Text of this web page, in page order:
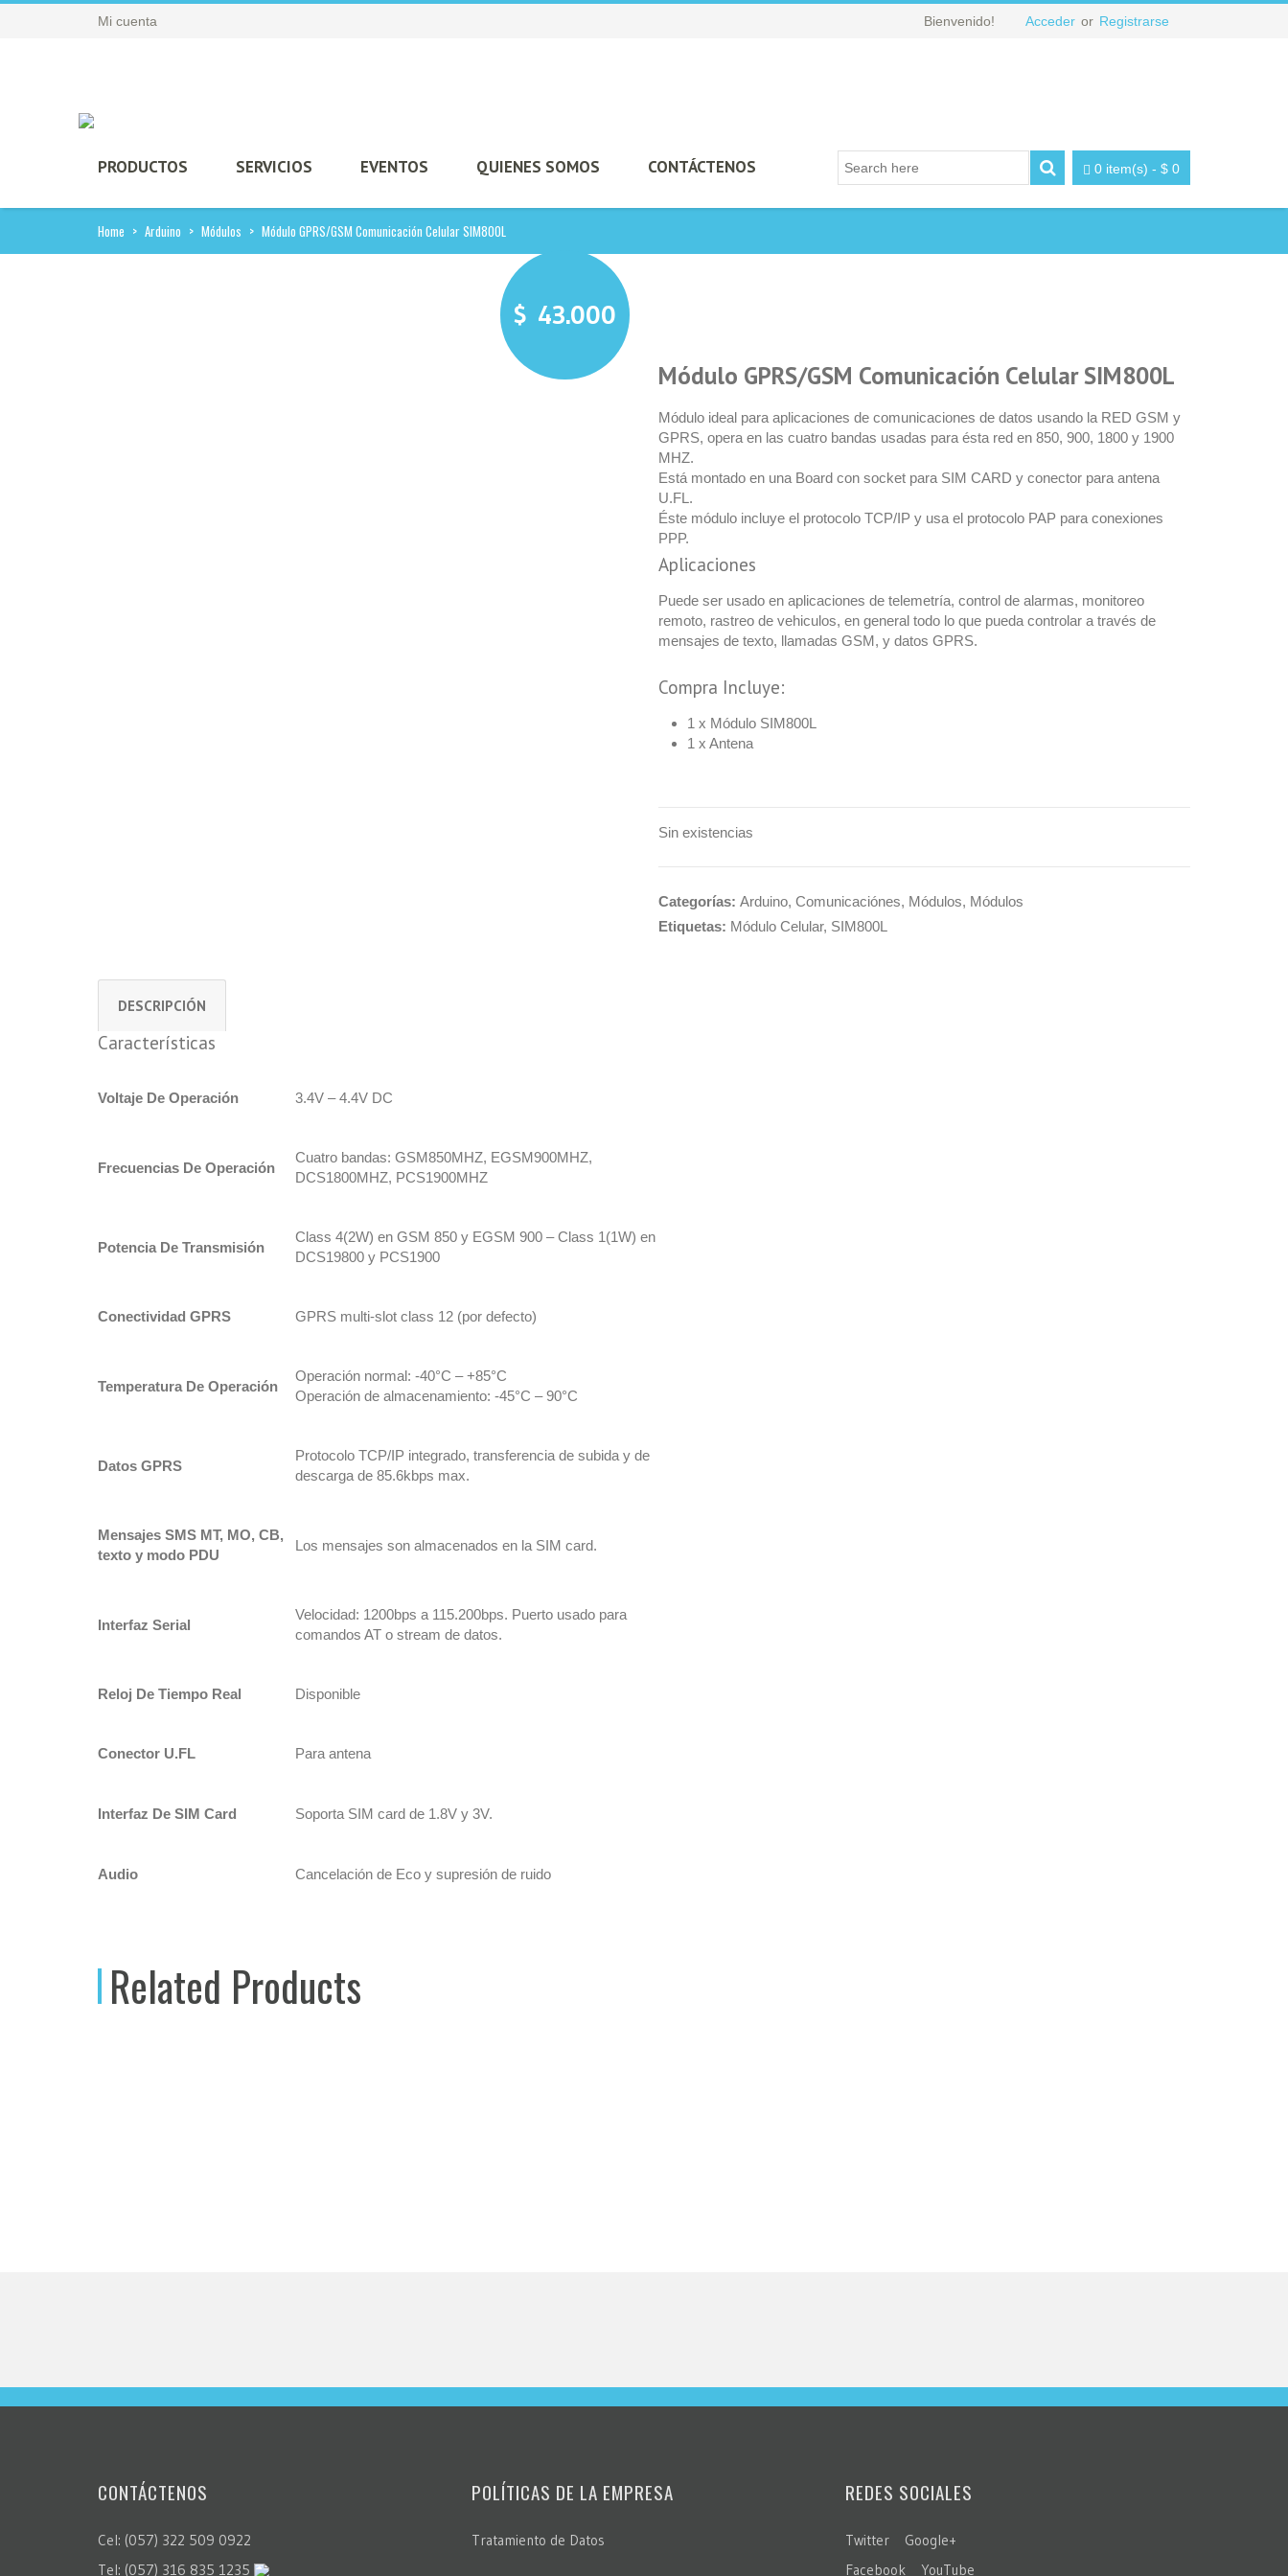
Mi cuenta Bienvenido! Acceder or Registrarse
PRODUCTOS SERVICIOS EVENTOS QUIENES SOMOS CONTÁCTENOS 0 item(s) - $ 0
Home > Arduino > Módulos > Módulo GPRS/GSM Comunicación Celular SIM800L
$ 43.000
Módulo GPRS/GSM Comunicación Celular SIM800L
Módulo ideal para aplicaciones de comunicaciones de datos usando la RED GSM y
GPRS, opera en las cuatro bandas usadas para ésta red en 850, 900, 1800 y 1900
MHZ.
Está montado en una Board con socket para SIM CARD y conector para antena
U.FL.
Éste módulo incluye el protocolo TCP/IP y usa el protocolo PAP para conexiones
PPP.
Aplicaciones
Puede ser usado en aplicaciones de telemetría, control de alarmas, monitoreo
remoto, rastreo de vehiculos, en general todo lo que pueda controlar a través de
mensajes de texto, llamadas GSM, y datos GPRS.
Compra Incluye:
1 x Módulo SIM800L
1 x Antena
Sin existencias
Categorías: Arduino, Comunicaciónes, Módulos, Módulos
Etiquetas: Módulo Celular, SIM800L
DESCRIPCIÓN
Características
Voltaje De Operación 3.4V – 4.4V DC
Frecuencias De Operación
Cuatro bandas: GSM850MHZ, EGSM900MHZ,
DCS1800MHZ, PCS1900MHZ
Potencia De Transmisión
Class 4(2W) en GSM 850 y EGSM 900 – Class 1(1W) en
DCS19800 y PCS1900
Conectividad GPRS GPRS multi-slot class 12 (por defecto)
Temperatura De Operación
Operación normal: -40°C – +85°C
Operación de almacenamiento: -45°C – 90°C
Datos GPRS
Protocolo TCP/IP integrado, transferencia de subida y de
descarga de 85.6kbps max.
Mensajes SMS MT, MO, CB,
texto y modo PDU
Los mensajes son almacenados en la SIM card.
Interfaz Serial
Velocidad: 1200bps a 115.200bps. Puerto usado para
comandos AT o stream de datos.
Reloj De Tiempo Real Disponible
Conector U.FL Para antena
Interfaz De SIM Card Soporta SIM card de 1.8V y 3V.
Audio Cancelación de Eco y supresión de ruido
Related Products
CONTÁCTENOS
Cel: (057) 322 509 0922
Tel: (057) 316 835 1235
POLÍTICAS DE LA EMPRESA
Tratamiento de Datos
REDES SOCIALES
Twitter
Google+
Facebook
YouTube